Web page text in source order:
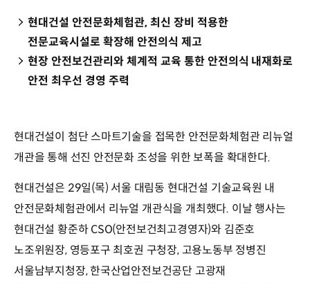
현대건설 안전문화체험관, 최신 장비 적용한
전문교육시설로 확장해 안전의식 제고
현장 안전보건관리와 체계적 교육 통한 안전의식 내재화로
안전 최우선 경영 주력
현대건설이 첨단 스마트기술을 접목한 안전문화체험관 리뉴얼
개관을 통해 선진 안전문화 조성을 위한 보폭을 확대한다.
현대건설은 29일(목) 서울 대림동 현대건설 기술교육원 내
안전문화체험관에서 리뉴얼 개관식을 개최했다. 이날 행사는
현대건설 황준하 CSO(안전보건최고경영자)와 김준호
노조위원장, 영등포구 최호권 구청장, 고용노동부 정병진
서울남부지청장, 한국산업안전보건공단 고광재